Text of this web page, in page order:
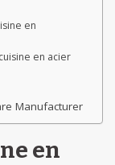
en
en acier
Manufacturer
en